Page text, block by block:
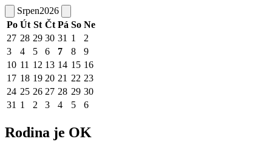
Srpen2026
Po Út St Čt Pá So Ne
27 28 29 30 31 1
2
3
4 5 6 7 8
9
10 11 12 13 14 15 16
17 18 19 20 21 22 23
24 25 26 27 28 29 30
31 1 2 3 4 5 6
Rodina je OK